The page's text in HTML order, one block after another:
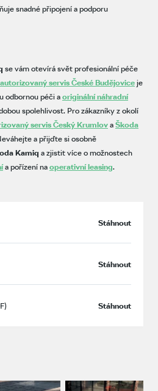
snadné připojení a podporu
se vám otevírá svět profesionální péče
servis České Budějoviceje
odbornou péči aoriginální náhradní
spolehlivost. Pro zákazníky z okolí
servis Český KrumlovaŠkoda
a přijďte si osobně
Kamiq a zjistit více o možnostech
a pořízení naoperativní leasing.
Stáhnout
Stáhnout
Stáhnout